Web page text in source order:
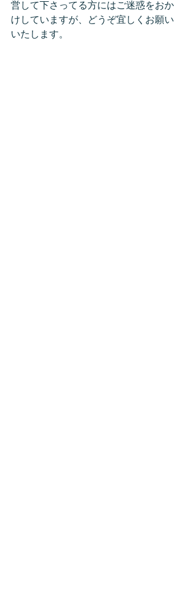
営して下さってる方にはご迷惑をおか
けしていますが、どうぞ宜しくお願い
いたします。